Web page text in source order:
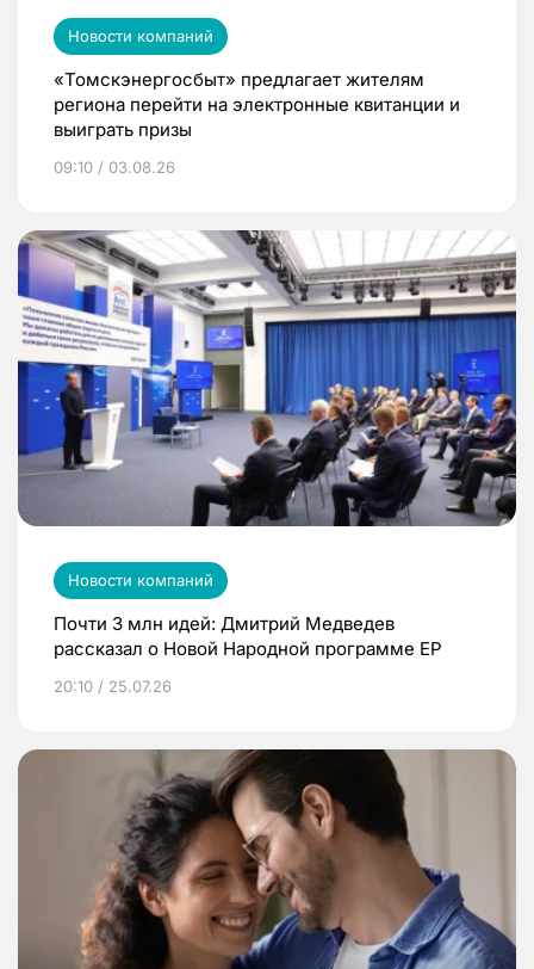
Новости компаний
«Томскэнергосбыт» предлагает жителям
региона перейти на электронные квитанции и
выиграть призы
09:10 / 03.08.26
Новости компаний
Почти 3 млн идей: Дмитрий Медведев
рассказал о Новой Народной программе ЕР
20:10 / 25.07.26